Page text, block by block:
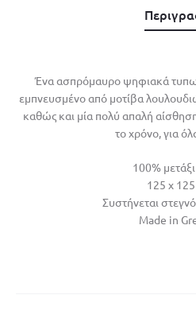
Ένα ασπρόμαυρο ψηφιακά
εμπνευσμένο από μοτίβα
καθώς και μία πολύ απαλή
το χρόνο, για
100%
125 x
Συστήνεται
Made in